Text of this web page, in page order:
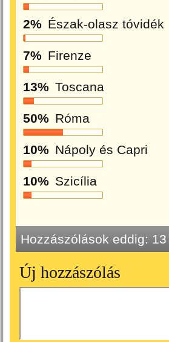
2% Észak-olasz tóvidék
7% Firenze
13% Toscana
50% Róma
10% Nápoly és Capri
10% Szicília
Hozzászólások eddig: 13
Új hozzászólás